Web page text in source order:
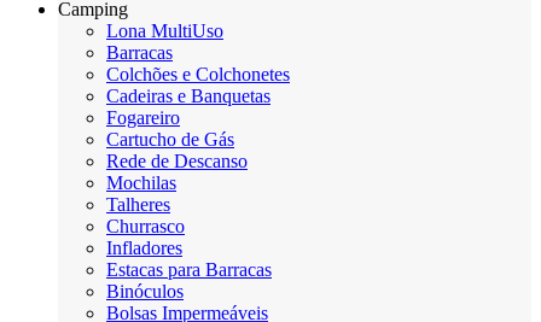
Camping
Lona MultiUso
Barracas
Colchões e Colchonetes
Cadeiras e Banquetas
Fogareiro
Cartucho de Gás
Rede de Descanso
Mochilas
Talheres
Churrasco
Infladores
Estacas para Barracas
Binóculos
Bolsas Impermeáveis